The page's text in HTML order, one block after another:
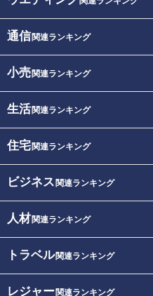
通信関連ランキング
小売関連ランキング
生活関連ランキング
住宅関連ランキング
ビジネス 関連ランキング
人材関連ランキング
トラベル関連ランキング
レジャー関連ランキング